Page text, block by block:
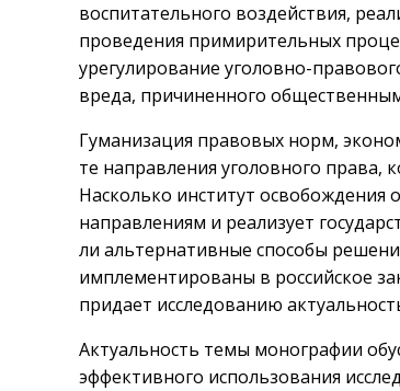
воспитательного воздействия,
проведения примирительных
урегулирование уголовно-
вреда, причиненного
Гуманизация правовых норм,
те направления уголовного
Насколько институт освобождения
направлениям и реализует
ли альтернативные способы
имплементированы в российское
придает исследованию
Актуальность темы монографии
эффективного использования